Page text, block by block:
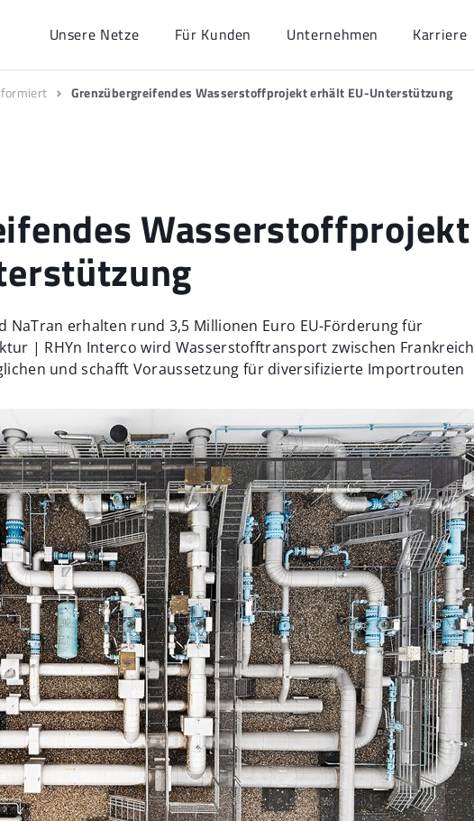
Unsere Netze Für Kunden Unternehmen Karriere
Grenzübergreifendes Wasserstoffprojekt erhält EU-Unterstützung
Wasserstoffprojekt
erhalten rund 3,5 Millionen Euro EU-Förderung für
| RHYn Interco wird Wasserstofftransport zwischen Frankreich
und schafft Voraussetzung für diversifizierte Importrouten